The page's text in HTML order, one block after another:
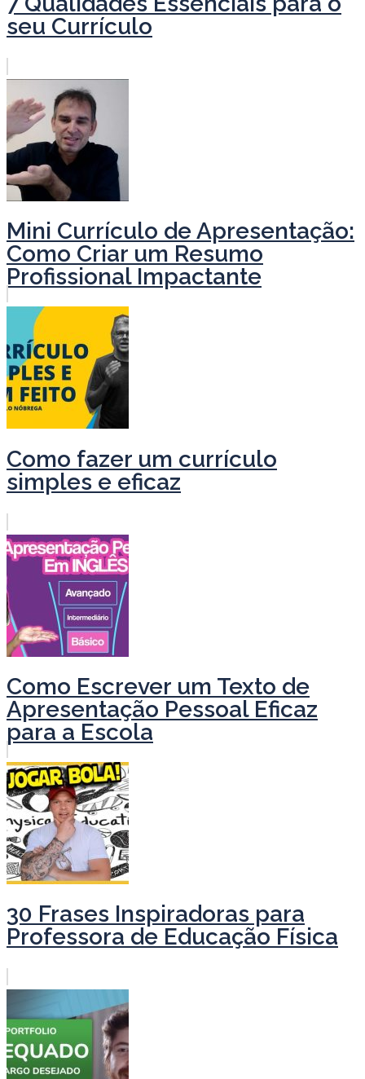
seu Currículo
Mini Currículo de Apresentação:
Como Criar um Resumo
Profissional Impactante
Como fazer um currículo
simples e eficaz
Como Escrever um Texto de
Apresentação Pessoal Eficaz
para a Escola
30 Frases Inspiradoras para
Professora de Educação Física